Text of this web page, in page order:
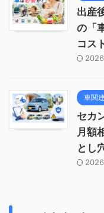
出産
の「
コス
車関連
セカ
月額
とし